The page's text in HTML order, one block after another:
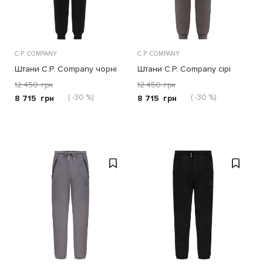
C.P. COMPANY
Штани C.P. Company чорні
12 450 грн
8 715 грн ( -30 %)
C.P. COMPANY
Штани C.P. Company сірі
12 450 грн
8 715 грн ( -30 %)